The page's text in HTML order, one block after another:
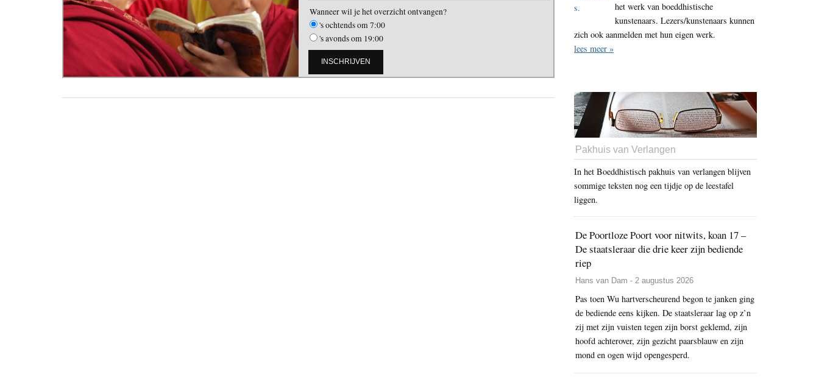
Wanneer wil je het overzicht ontvangen?
's ochtends om 7:00
's avonds om 19:00
het werk van boeddhistische
kunstenaars. Lezers/kunstenaars kunnen
zich ook aanmelden met hun eigen werk.
lees meer »
Pakhuis van Verlangen
In het Boeddhistisch pakhuis van verlangen blijven
sommige teksten nog een tijdje op de leestafel
liggen.
De Poortloze Poort voor nitwits, koan 17 –
De staatsleraar die drie keer zijn bediende
riep
Hans van Dam - 2 augustus 2026
Pas toen Wu hartverscheurend begon te janken ging
de bediende eens kijken. De staatsleraar lag op z’n
zij met zijn vuisten tegen zijn borst geklemd, zijn
hoofd achterover, zijn gezicht paarsblauw en zijn
mond en ogen wijd opengesperd.